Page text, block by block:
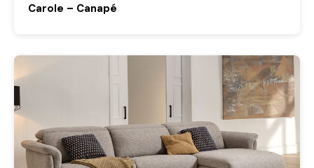
Carole – Canapé